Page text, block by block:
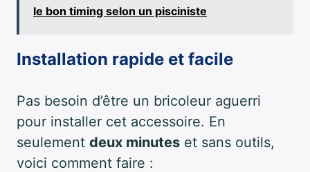
le bon timing selon un pisciniste
Installation rapide et facile
Pas besoin d’être un bricoleur aguerri
pour installer cet accessoire. En
seulement deux minutes et sans outils,
voici comment faire :